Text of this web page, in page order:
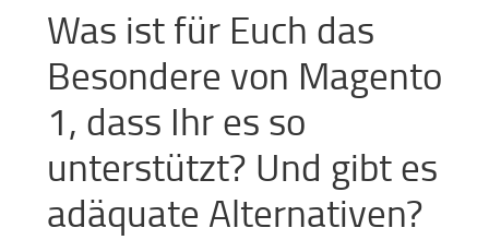
Was ist für Euch das
Besondere von Magento
1, dass Ihr es so
unterstützt? Und gibt es
adäquate Alternativen?